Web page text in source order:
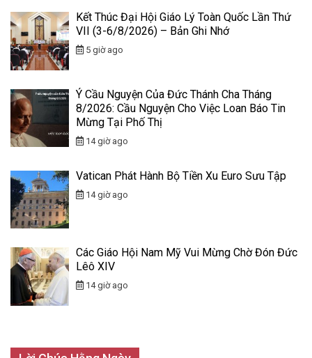
Kết Thúc Đại Hội Giáo Lý Toàn Quốc Lần Thứ
VII (3-6/8/2026) – Bản Ghi Nhớ
5 giờ ago
Ý Cầu Nguyện Của Đức Thánh Cha Tháng
8/2026: Cầu Nguyện Cho Việc Loan Báo Tin
Mừng Tại Phố Thị
14 giờ ago
Vatican Phát Hành Bộ Tiền Xu Euro Sưu Tập
14 giờ ago
Các Giáo Hội Nam Mỹ Vui Mừng Chờ Đón Đức
Lêô XIV
14 giờ ago